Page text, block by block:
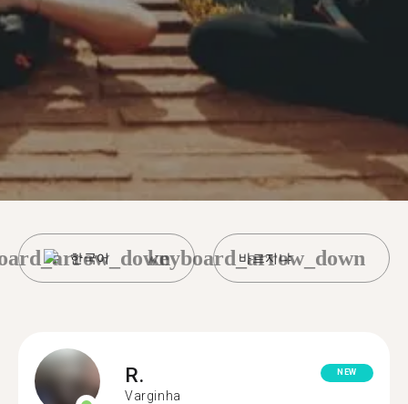
한국어 바르지냐
keyboard_arrow_down
R.
Varginha
NEW